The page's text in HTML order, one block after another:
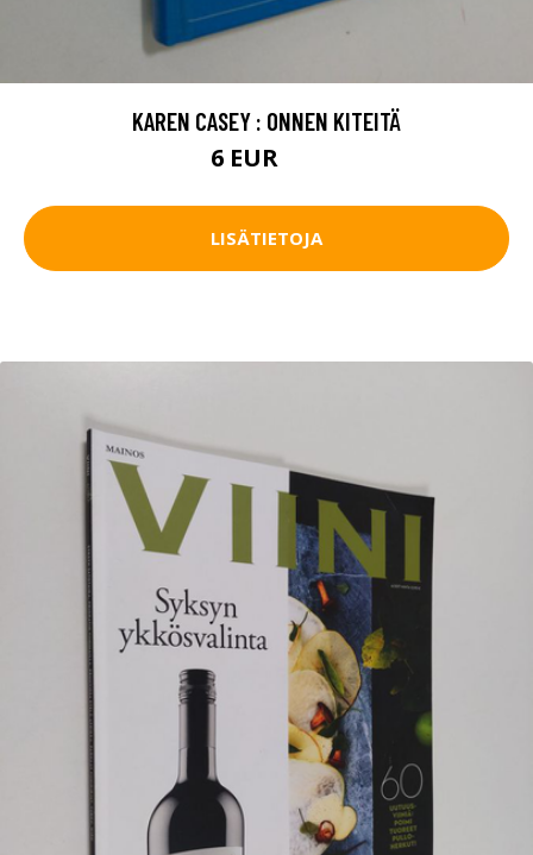
KAREN CASEY : ONNEN KITEITÄ
6 EUR
LISÄTIETOJA